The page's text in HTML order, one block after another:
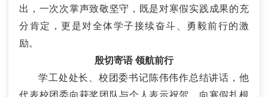
出，一次次掌声致敬坚守，既是对寒假实践成果的充
分肯定，更是对全体学子接续奋斗、勇毅前行的激
励。
殷切寄语 领航前行
学工处处长、校团委书记陈伟伟作总结讲话，他